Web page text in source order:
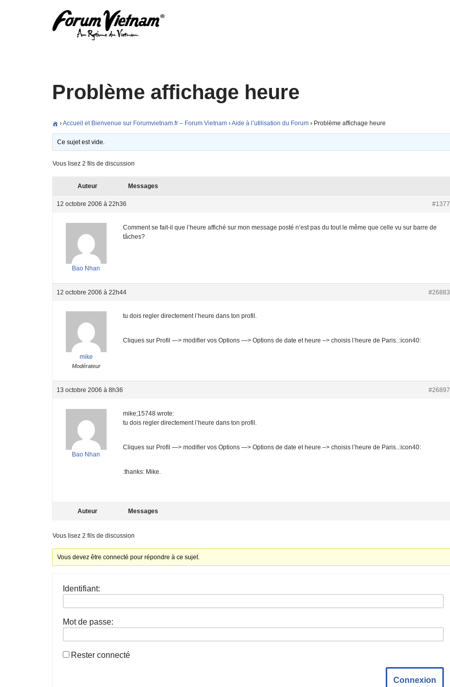
Problème affichage heure
›Accueil et Bienvenue sur Forumvietnam.fr – Forum Vietnam ›Aide à l’utilisation du Forum › Problème affichage heure
Ce sujet est vide.
Vous lisez 2 fils de discussion
Auteur Messages
12 octobre 2006 à 22h36 #1377
Bao Nhan
Comment se fait-il que l’heure affiché sur mon message posté n’est pas du tout le même que celle vu sur barre de
tâches?
12 octobre 2006 à 22h44 #26883
mike
Modérateur
tu dois regler directement l’heure dans ton profil.
Cliques sur Profil —> modifier vos Options —> Options de date et heure –> choisis l’heure de Paris..:icon40:
13 octobre 2006 à 8h36 #26897
Bao Nhan
mike;15748 wrote:
tu dois regler directement l’heure dans ton profil.
Cliques sur Profil —> modifier vos Options —> Options de date et heure –> choisis l’heure de Paris..:icon40:
:thanks: Mike.
Auteur Messages
Vous lisez 2 fils de discussion
Vous devez être connecté pour répondre à ce sujet.
Identifiant:
Mot de passe:
Rester connecté
Connexion